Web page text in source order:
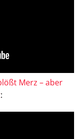
Merz – aber
: